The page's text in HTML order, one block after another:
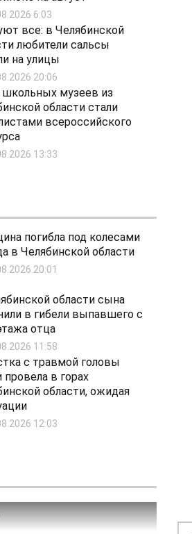
6:03
все: в Челябинской
любители сальсы
на улицы
20:06
музеев из
области стали
всероссийского
13:33
погибла под колесами
в Челябинской области
20:01
области сына
в гибели выпавшего с
отца
11:58
с травмой головы
провела в горах
области, ожидая
12:03